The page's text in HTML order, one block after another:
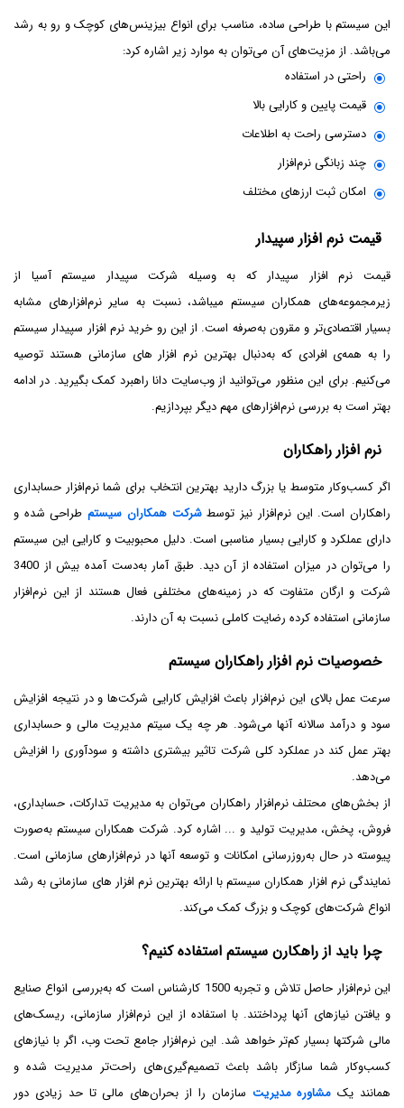
این سیستم با طراحی ساده، مناسب برای انواع بیزینس‌های کوچک و رو به رشد
می‌باشد. از مزیت‌های آن می‌توان به موارد زیر اشاره کرد:
راحتی در استفاده
قیمت پایین و کارایی بالا
دسترسی راحت به اطلاعات
چند زبانگی نرم‌افزار
امکان ثبت ارزهای مختلف
قیمت نرم افزار سپیدار
قیمت نرم افزار سپیدار که به ‌وسیله شرکت سپیدار سیستم آسیا از
زیرمجموعه‌های همکاران سیستم می­باشد، نسبت به سایر نرم‌افزارهای مشابه
بسیار اقتصادی‌تر و مقرون به‌صرفه است. از این رو خرید نرم افزار سپیدار سیستم
را به همه‌ی افرادی که به‌دنبال بهترین نرم افزار های سازمانی هستند توصیه
می‌کنیم. برای این منظور می‌توانید از وب‌سایت دانا راهبرد کمک بگیرید. در ادامه
بهتر است به بررسی نرم‌افزارهای مهم دیگر بپردازیم.
نرم افزار راهکاران
اگر کسب‌وکار متوسط یا بزرگ دارید بهترین انتخاب برای شما نرم‌افزار حسابداری
راهکاران است. این نرم‌افزار نیز توسطشرکت همکاران سیستمطراحی شده و
دارای عملکرد و کارایی بسیار مناسبی است. دلیل محبوبیت و کارایی این سیستم
را می‌توان در میزان استفاده از آن دید. طبق آمار به‌دست آمده بیش از 3400
شرکت و ارگان متفاوت که در زمینه‌های مختلفی فعال هستند از این نرم‌افزار
سازمانی استفاده کرده رضایت کاملی نسبت به آن دارند.
خصوصیات نرم افزار راهکاران سیستم
سرعت عمل بالای این نرم‌افزار باعث افزایش کارایی شرکت‌ها و در نتیجه افزایش
سود و درآمد سالانه آنها می‌شود. هر چه یک سیتم مدیریت مالی و حسابداری
بهتر عمل کند در عملکرد کلی شرکت تاثیر بیشتری داشته و سودآوری را افزایش
می‌دهد.
از بخش‌های محتلف نرم‌افزار راهکاران می‌توان به مدیریت تدارکات، حسابداری،
فروش، پخش، مدیریت تولید و ... اشاره کرد. شرکت همکاران سیستم به‌صورت
پیوسته در حال به‌روزرسانی امکانات و توسعه آنها در نرم‌افزارهای سازمانی است.
نمایندگی نرم افزار همکاران سیستم با ارائه بهترین نرم افزار های سازمانی به رشد
انواع شرکت‌های کوچک و بزرگ کمک می‌کند.
چرا باید از راهکارن سیستم استفاده کنیم؟
این نرم‌افزار حاصل تلاش و تجربه 1500 کارشناس است که به‌بررسی انواع صنایع
و یافتن نیازهای آنها پرداختند. با استفاده از این نرم‌افزار سازمانی، ریسک‌های
مالی شرکتها بسیار کم‌تر خواهد شد. این نرم‌افزار جامع تحت وب، اگر با نیازهای
کسب‌وکار شما سازگار باشد باعث تصمیم‌گیری‌های راحت‌تر مدیریت شده و
همانند یک مشاوره مدیریت سازمان را از بحران‌های مالی تا حد زیادی دور